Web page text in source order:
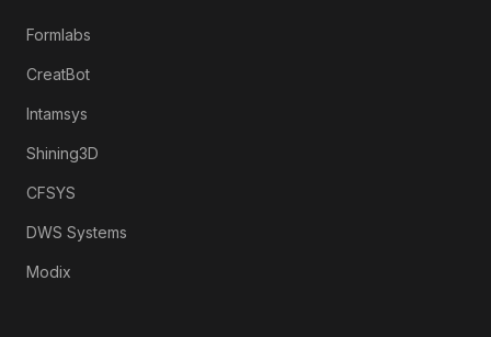
Formlabs
CreatBot
Intamsys
Shining3D
CFSYS
DWS Systems
Modix